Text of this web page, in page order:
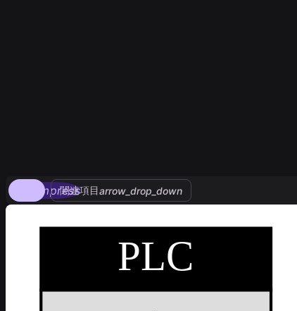
compress
関連項目arrow_drop_down